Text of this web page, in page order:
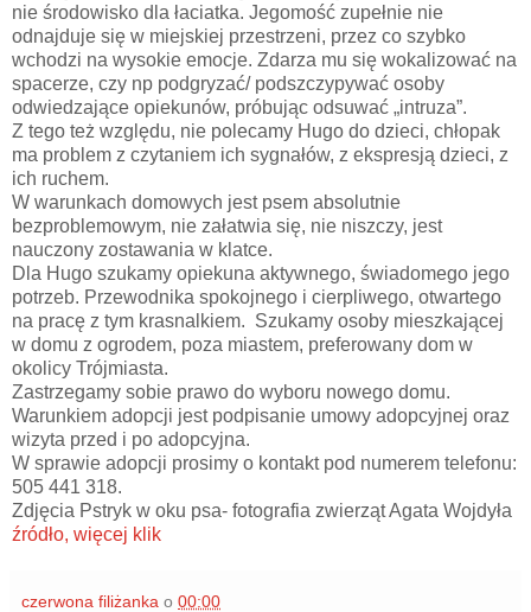
nie środowisko dla łaciatka. Jegomość zupełnie nie
odnajduje się w miejskiej przestrzeni, przez co szybko
wchodzi na wysokie emocje. Zdarza mu się wokalizować na
spacerze, czy np podgryzać/ podszczypywać osoby
odwiedzające opiekunów, próbując odsuwać „intruza”.
Z tego też względu, nie polecamy Hugo do dzieci, chłopak
ma problem z czytaniem ich sygnałów, z ekspresją dzieci, z
ich ruchem.
W warunkach domowych jest psem absolutnie
bezproblemowym, nie załatwia się, nie niszczy, jest
nauczony zostawania w klatce.
Dla Hugo szukamy opiekuna aktywnego, świadomego jego
potrzeb. Przewodnika spokojnego i cierpliwego, otwartego
na pracę z tym krasnalkiem. Szukamy osoby mieszkającej
w domu z ogrodem, poza miastem, preferowany dom w
okolicy Trójmiasta.
Zastrzegamy sobie prawo do wyboru nowego domu.
Warunkiem adopcji jest podpisanie umowy adopcyjnej oraz
wizyta przed i po adopcyjna.
W sprawie adopcji prosimy o kontakt pod numerem telefonu:
505 441 318.
Zdjęcia Pstryk w oku psa- fotografia zwierząt Agata Wojdyła
źródło, więcej klik
czerwona filiżanka o 00:00